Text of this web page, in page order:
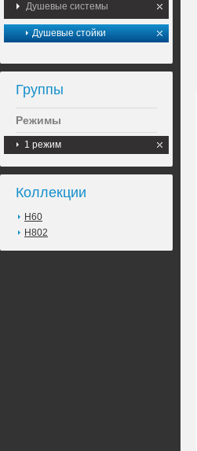
Душевые системы
Душевые стойки
Группы
Режимы
1 режим
Коллекции
H60
H802